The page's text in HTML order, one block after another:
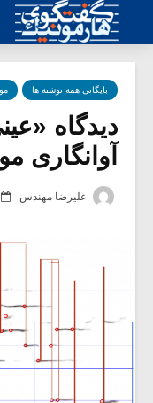
بایگانی همه نوشته ها
دیدگاه
آوانگاری
علیرضا مهندس